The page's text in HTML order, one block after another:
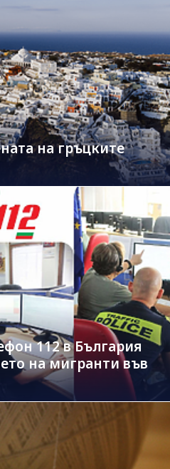
на гръцките
112 в България
на мигранти във